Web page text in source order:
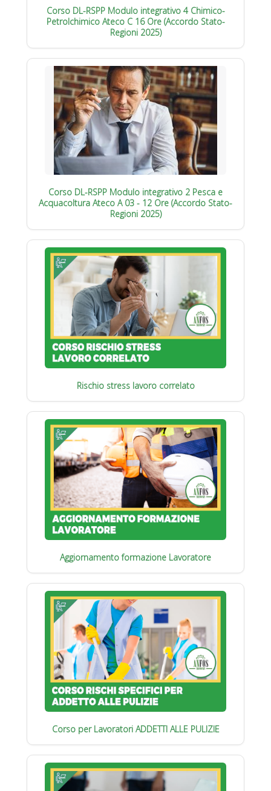
Corso DL-RSPP Modulo integrativo 4 Chimico-
Petrolchimico Ateco C 16 Ore (Accordo Stato-
Regioni 2025)
Corso DL-RSPP Modulo integrativo 2 Pesca e
Acquacoltura Ateco A 03 - 12 Ore (Accordo Stato-
Regioni 2025)
Rischio stress lavoro correlato
Aggiornamento formazione Lavoratore
Corso per Lavoratori ADDETTI ALLE PULIZIE